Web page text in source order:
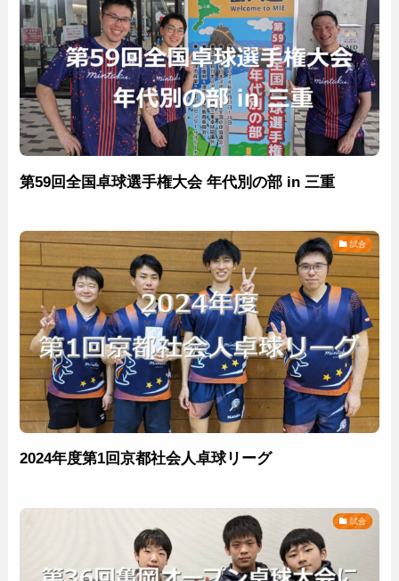
第59回全国卓球選手権大会 年代別の部 in 三重
試合
2024年度第1回京都社会人卓球リーグ
試合